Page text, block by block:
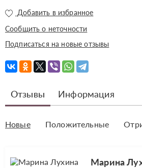
Добавить в избранное
Сообщить о неточности
Подписаться на новые отзывы
Отзывы Информация
Новые Положительные
Марина